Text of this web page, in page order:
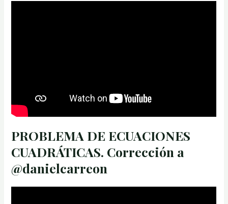
PROBLEMA DE ECUACIONES
CUADRÁTICAS. Corrección a
@danielcarreon